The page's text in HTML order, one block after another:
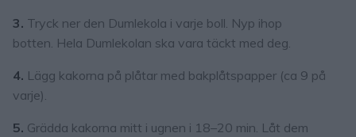
3. Tryck ner den Dumlekola i varje boll. Nyp ihop
botten. Hela Dumlekolan ska vara täckt med deg.
4. Lägg kakorna på plåtar med bakplåtspapper (ca 9 på
varje).
5. Grädda kakorna mitt i ugnen i 18–20 min. Låt dem